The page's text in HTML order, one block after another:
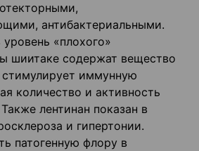
антибактериальными.
«плохого»
шиитаке содержат вещество
стимулирует иммунную
количество и активность
лентинан показан в
и гипертонии.
патогенную флору в